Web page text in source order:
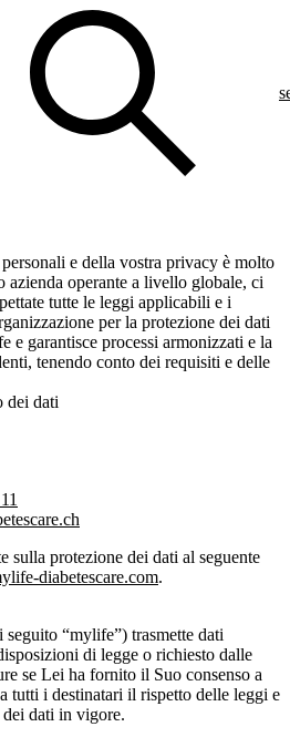
e della vostra privacy è molto
azienda operante a livello globale, ci
tutte le leggi applicabili e i
per la protezione dei dati
e garantisce processi armonizzati e la
tenendo conto dei requisiti e delle
dei dati
sulla protezione dei dati al seguente
diabetescare.com.
“mylife”) trasmette dati
di legge o richiesto dalle
se Lei ha fornito il Suo consenso a
tutti i destinatari il rispetto delle leggi e
dati in vigore.